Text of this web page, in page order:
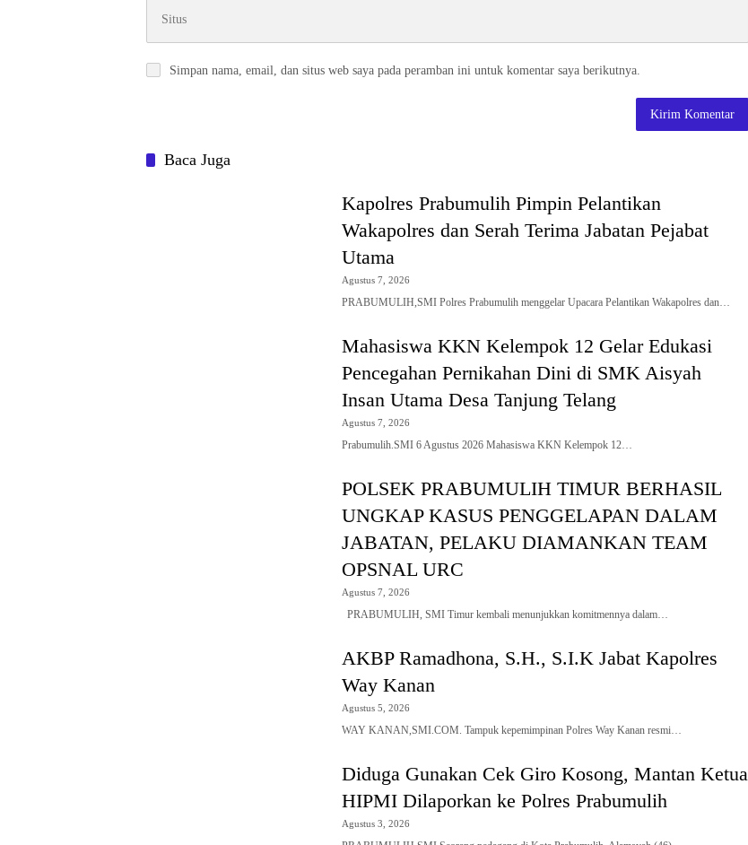
Simpan nama, email, dan situs web saya pada peramban ini untuk komentar saya berikutnya.
Baca Juga
Kapolres Prabumulih Pimpin Pelantikan
Wakapolres dan Serah Terima Jabatan Pejabat
Utama
Agustus 7, 2026
PRABUMULIH,SMI Polres Prabumulih menggelar Upacara Pelantikan Wakapolres dan…
Mahasiswa KKN Kelempok 12 Gelar Edukasi
Pencegahan Pernikahan Dini di SMK Aisyah
Insan Utama Desa Tanjung Telang
Agustus 7, 2026
Prabumulih.SMI 6 Agustus 2026 Mahasiswa KKN Kelempok 12…
POLSEK PRABUMULIH TIMUR BERHASIL
UNGKAP KASUS PENGGELAPAN DALAM
JABATAN, PELAKU DIAMANKAN TEAM
OPSNAL URC
Agustus 7, 2026
PRABUMULIH, SMI Timur kembali menunjukkan komitmennya dalam…
AKBP Ramadhona, S.H., S.I.K Jabat Kapolres
Way Kanan
Agustus 5, 2026
WAY KANAN,SMI.COM. Tampuk kepemimpinan Polres Way Kanan resmi…
Diduga Gunakan Cek Giro Kosong, Mantan Ketua
HIPMI Dilaporkan ke Polres Prabumulih
Agustus 3, 2026